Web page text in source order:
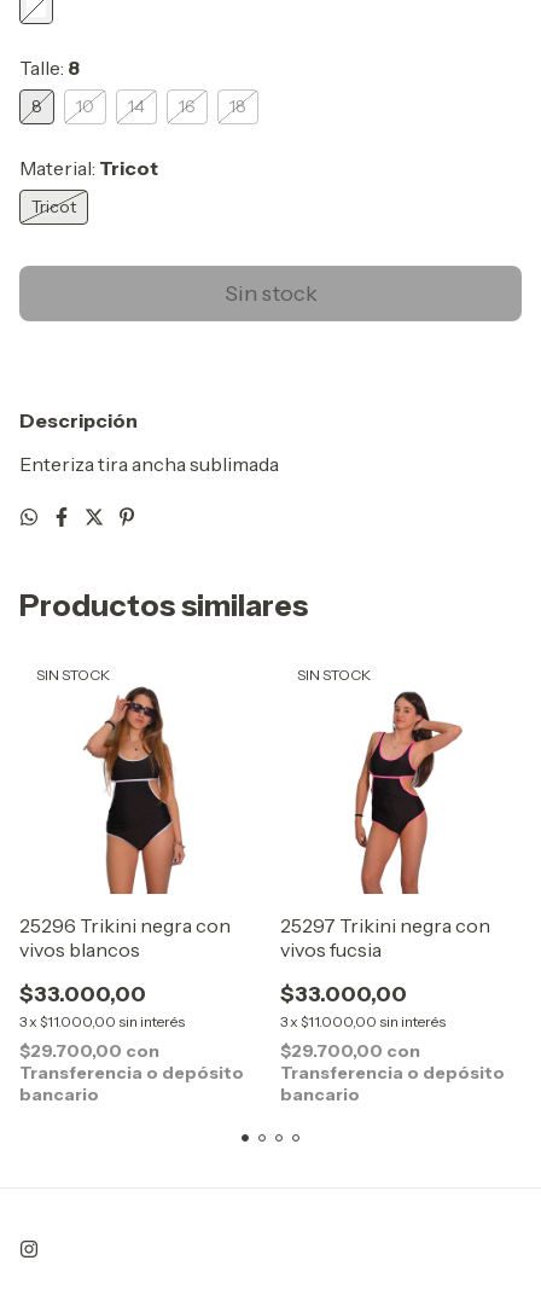
Talle: 8
8 10 14 16 18
Material: Tricot
Tricot
Descripción
Enteriza tira ancha sublimada
Productos similares
SIN STOCK
25296 Trikini negra con
vivos blancos
$33.000,00
3x $11.000,00 sin interés
$29.700,00 con
Transferencia o depósito
bancario
SIN STOCK
25297 Trikini negra con
vivos fucsia
$33.000,00
3x $11.000,00 sin interés
$29.700,00 con
Transferencia o depósito
bancario